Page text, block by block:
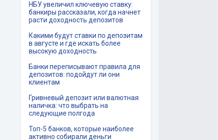
одна іншій (принаймні це
стосується О.Банку). З одного боку
в акції беруть участь депозити
клієнтів, які не мали вкладів у
банку протягом останніх 30 днів до
подання за..
Показать больше
15.03.2025
Відкрив депозит по програмі
"Бонус до депозиту" .При цьому
крім бонусу виграв в розиграші
НБУ увеличил ключевую ставку:
банкиры рассказали, когда начнет
расти доходность депозитов
Какими будут ставки по депозитам
в августе и где искать более
высокую доходность
Банки переписывают правила для
депозитов: подойдут ли они
клиентам
Гривневый депозит или валютная
наличка: что выбрать на
следующие полгода
Топ-5 банков, которые наиболее
активно собирали деньги